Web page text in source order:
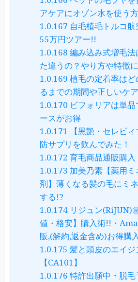
アケアにオゾン水を使う
1.0.167 自毛植毛トルコ
55万円ツアー!!
1.0.168 編み込み式増毛法
た違うの？やり方や特徴
1.0.169 植毛の定着率は
るまでの期間や正しいケ
1.0.170 ビフォリアは単
ースがお得
1.0.171 【黒艶・セレビ
防サプリを飲んでみた！
1.0.172 育毛商品通販購入
1.0.173 加美乃素【薬用
剤】薄くなる髪の毛にミ
する!?
1.0.174 リジュン(RiJUN)
値・格安】購入術!!・
販,(解約,返金含め)お得購
1.0.175 髪と頭皮のエイジ
【CA101】
1.0.176 特許出願中・脱毛